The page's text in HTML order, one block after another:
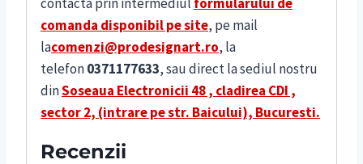
comanda disponibil pe site, pe mail
lacomenzi@prodesignart.ro, la
telefon0371177633, sau direct la sediul nostru
dinSoseaua Electronicii 48 , cladirea CDI ,
sector 2, (intrare pe str. Baicului), Bucuresti.
Recenzii